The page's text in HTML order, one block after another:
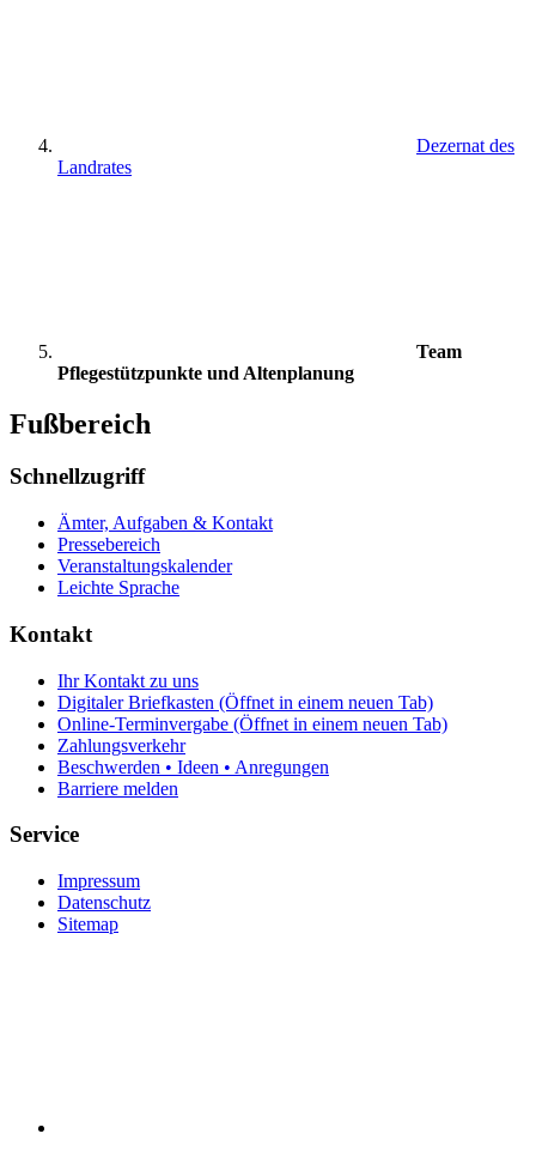
Dezernat des
Landrates
Team
Pflegestützpunkte und Altenplanung
Fußbereich
Schnellzugriff
Ämter, Aufgaben & Kontakt
Pressebereich
Veranstaltungskalender
Leichte Sprache
Kontakt
Ihr Kontakt zu uns
Digitaler Briefkasten (Öffnet in einem neuen Tab)
Online-Terminvergabe (Öffnet in einem neuen Tab)
Zahlungsverkehr
Beschwerden • Ideen • Anregungen
Barriere melden
Service
Impressum
Datenschutz
Sitemap